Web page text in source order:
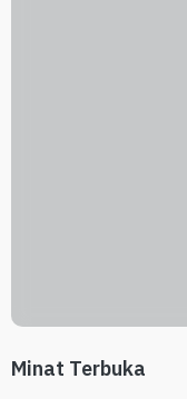
Minat Terbuka